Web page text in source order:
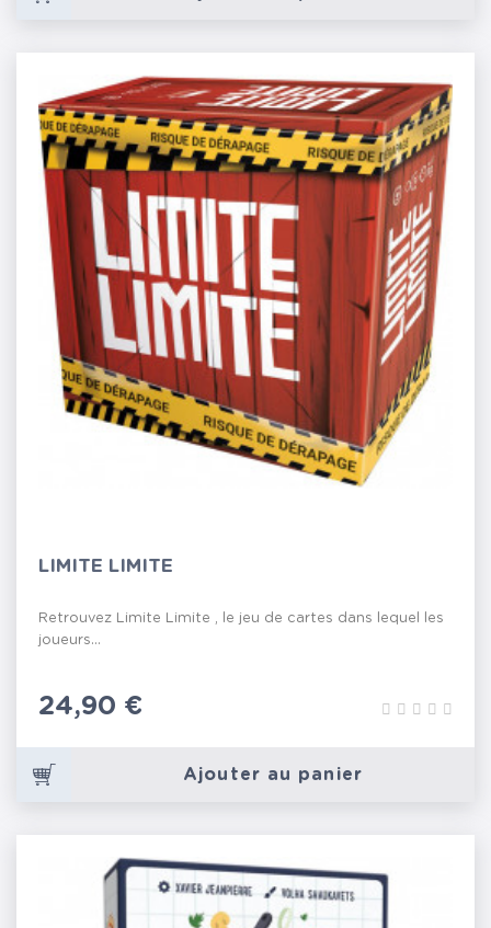
LIMITE LIMITE
Retrouvez Limite Limite , le jeu de cartes dans lequel les
joueurs...
Prix
24,90 €
Ajouter au panier